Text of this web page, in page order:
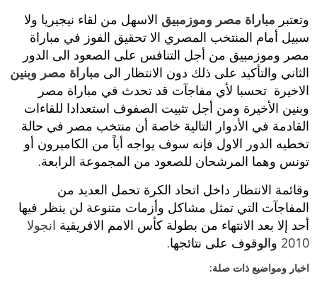
وتعتبر مباراة مصر وموزمبيق الاسهل من لقاء نيجيريا ولا
سبيل أمام المنتخب‮ المصري الا‮ ‬تحقيق الفوز في مباراة
مصر وموزمبيق من أجل التنافس على الصعود الى الدور
الثاني والتأكيد على ذلك دون الانتظار الى مباراة مصر وبنين
الاخيرة تحسبا لأي مفاجآت قد تحدث في مباراة مصر
وبنين الأخيرة ومن أجل تثبيت الصفوف استعدادا للقاءات
القادمة في الأدوار التالية خاصة أن منتخب مصر في حالة
تخطيه الدور الاول فإنه سوف يواجه أياً‮ من الكاميرون أو
تونس وهما المرشحان للصعود من المجموعة الرابعة‮.‬
وقائمة الانتظار داخل اتحاد الكرة‮ ‬تحمل العديد من
المفاجآت التي تمثل مشاكل وأزمات متنوعة لن ينظر فيها
أحد إلا بعد الانتهاء من بطولة كأس الامم الافريقية انجولا
2010 والوقوف على نتائجها‮.‬
اخبار ومواضيع ذات صلة: